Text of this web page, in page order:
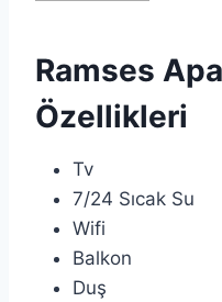
Ramses
Özellikleri
Tv
7/24 Sıcak Su
Wifi
Balkon
Duş